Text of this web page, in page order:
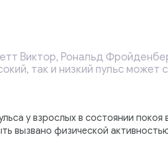
Виктор, Рональд
так и низкий пульс может
у взрослых в состоянии покоя
вызвано физической